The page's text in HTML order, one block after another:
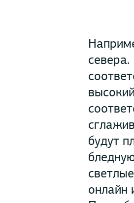
будут
онлайн